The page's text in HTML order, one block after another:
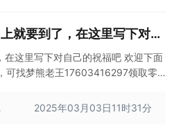
就要到了，在这里写下对自
这里写下对自己的祝福吧 欢迎下面
可找梦熊老王17603416297领取零
2025年03月03日11时31分